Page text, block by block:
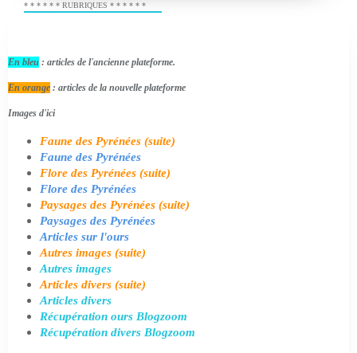
* * * * * * RUBRIQUES * * * * * *
En bleu : articles de l'ancienne plateforme.
En orange : articles de la nouvelle plateforme
Images d'ici
Faune des Pyrénées (suite)
Faune des Pyrénées
Flore des Pyrénées (suite)
Flore des Pyrénées
Paysages des Pyrénées (suite)
Paysages des Pyrénées
Articles sur l'ours
Autres images (suite)
Autres images
Articles divers (suite)
Articles divers
Récupération ours Blogzoom
Récupération divers Blogzoom